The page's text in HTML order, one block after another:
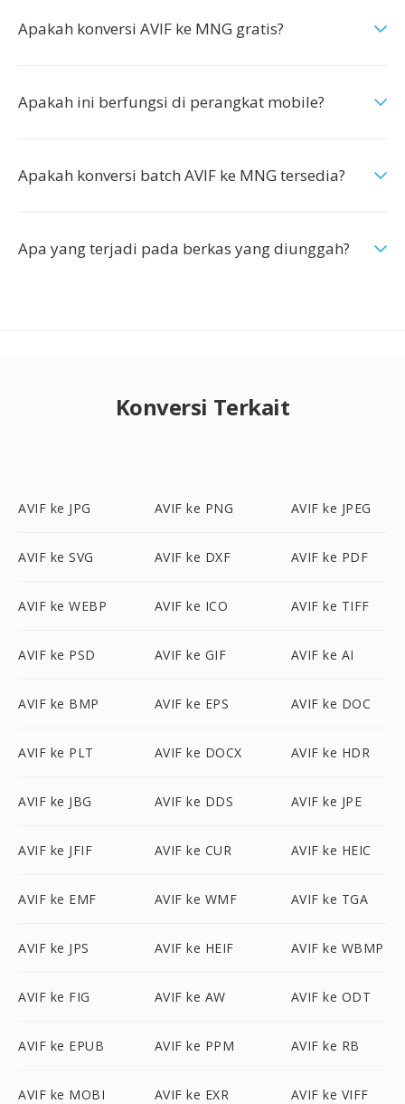
Apakah konversi AVIF ke MNG gratis?
Apakah ini berfungsi di perangkat mobile?
Apakah konversi batch AVIF ke MNG tersedia?
Apa yang terjadi pada berkas yang diunggah?
Konversi Terkait
AVIF ke JPG AVIF ke PNG AVIF ke JPEG
AVIF ke SVG AVIF ke DXF AVIF ke PDF
AVIF ke WEBP AVIF ke ICO AVIF ke TIFF
AVIF ke PSD AVIF ke GIF AVIF ke AI
AVIF ke BMP AVIF ke EPS AVIF ke DOC
AVIF ke PLT AVIF ke DOCX AVIF ke HDR
AVIF ke JBG AVIF ke DDS AVIF ke JPE
AVIF ke JFIF AVIF ke CUR AVIF ke HEIC
AVIF ke EMF AVIF ke WMF AVIF ke TGA
AVIF ke JPS AVIF ke HEIF AVIF ke WBMP
AVIF ke FIG AVIF ke AW AVIF ke ODT
AVIF ke EPUB AVIF ke PPM AVIF ke RB
AVIF ke MOBI AVIF ke EXR AVIF ke VIFF